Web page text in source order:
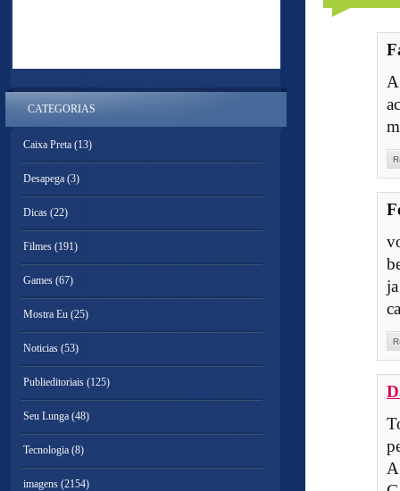
CATEGORIAS
Caixa Preta (13)
Desapega (3)
Dicas (22)
Filmes (191)
Games (67)
Mostra Eu (25)
Noticias (53)
Publieditoriais (125)
Seu Lunga (48)
Tecnologia (8)
imagens (2154)